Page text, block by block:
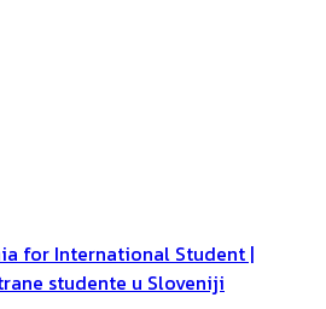
for International Student |
studente u Sloveniji